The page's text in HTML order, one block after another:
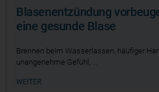
Blasenentzündung
eine gesunde Blase
Brennen beim Wasserlassen, häufiger
unangenehme Gefühl,
WEITER